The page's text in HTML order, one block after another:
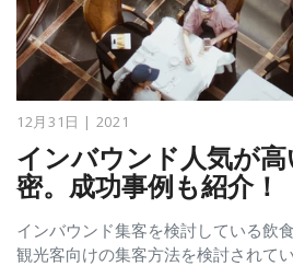
12月31日 | 2021
インバウンド人気が
密。成功事例も紹介！
インバウンド集客を検討している飲
観光客向けの集客方法を検討されて